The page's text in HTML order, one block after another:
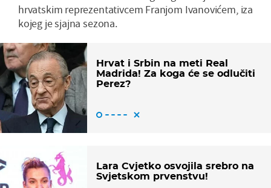
hrvatskim reprezentativcem Franjom Ivanovićem, iza
kojeg je sjajna sezona.
Hrvat i Srbin na meti Real
Madrida! Za koga će se odlučiti
Perez?
Lara Cvjetko osvojila srebro na
Svjetskom prvenstvu!